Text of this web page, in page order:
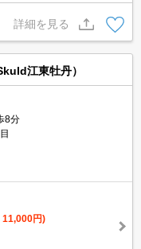
社ではネットに掲載され
で気になる物件は全て申
詳細を見る
江東牡丹）
8分
11,000円)